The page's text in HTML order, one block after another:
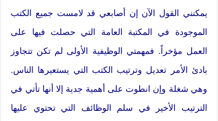
يمكنني القول الآن إن أصابعي قد لامست جميع الكتب
الموجودة في المكتبة العامة التي حصلت فيها على
العمل مؤخراً. فمهمتي الوظيفية الأولى لم تكن تتجاوز
بادئ الأمر تعديل وترتيب الكتب التي يستعيرها الناس.
وهي شغلة وإن انطوت على أهمية جدية إلا أنها تأتي في
الترتيب الأخير في سلم الوظائف التي تحتوي عليها